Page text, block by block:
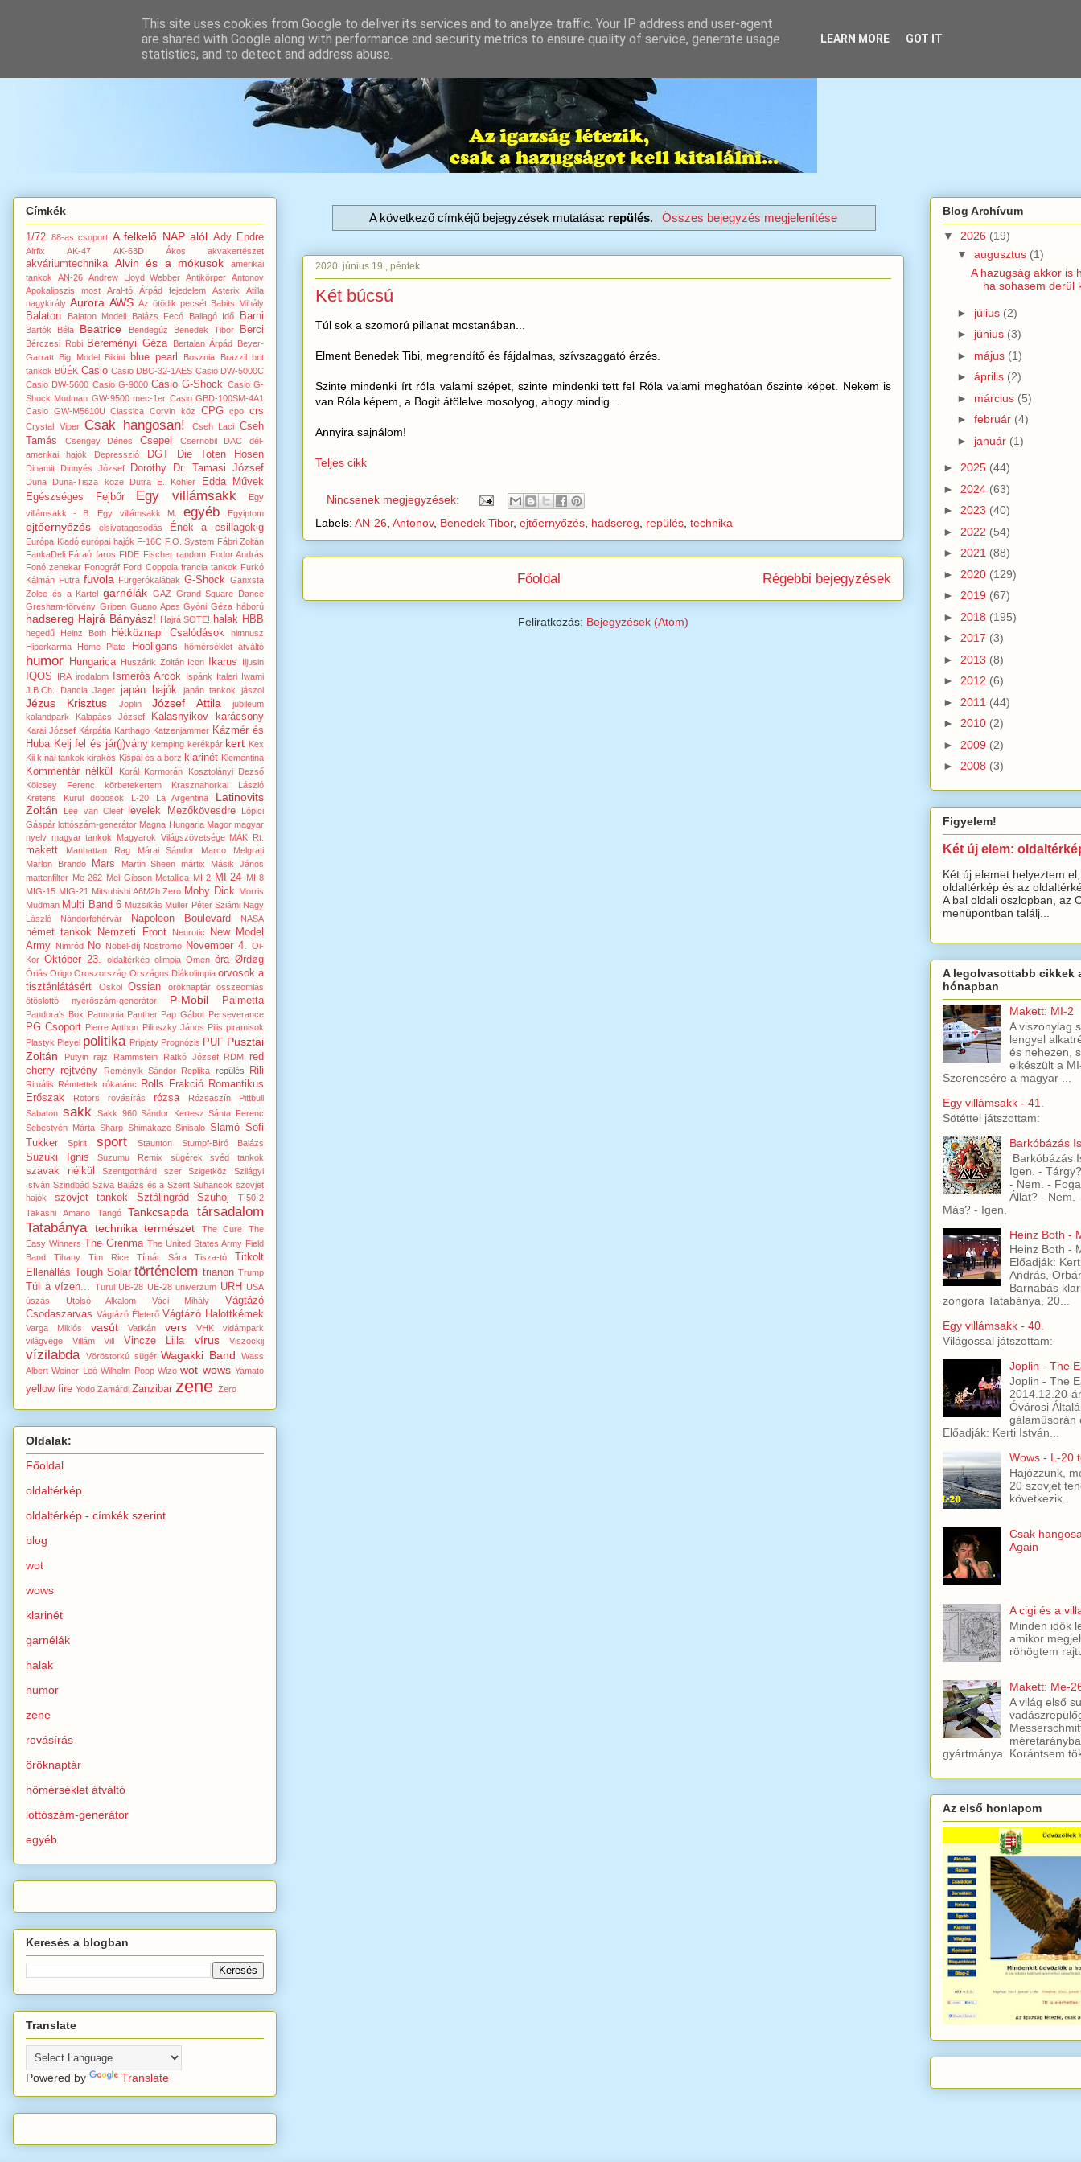
A következő címkéjű bejegyzések mutatása: repülés. Összes bejegyzés megjelenítése
2020. június 19., péntek
Két búcsú
Túl sok a szomorú pillanat mostanában...
Elment Benedek Tibi, megrendítő és fájdalmas, szívszaggató érzés.
Szinte mindenki írt róla valami szépet, szinte mindenki tett fel Róla valami meghatóan őszinte képet. Nekem is
van Róla képem, a Bogit átölelve mosolyog, ahogy mindig...
Annyira sajnálom!
Teljes cikk
Nincsenek megjegyzések:
Labels: AN-26, Antonov, Benedek Tibor, ejtőernyőzés, hadsereg, repülés, technika
Régebbi bejegyzések
Főoldal
Feliratkozás: Bejegyzések (Atom)
Címkék
1/72 88-as csoport A felkelő NAP alól Ady Endre
Airfix AK-47 AK-63D Ákos akvakertészet
akváriumtechnika Alvin és a mókusok
amerikai
tankok
AN-26 Andrew Lloyd Webber Antikörper Antonov
Apokalipszis most
Aral-tó Árpád fejedelem Asterix
Atilla
nagykirály Aurora AWS Az ötödik pecsét Babits Mihály
Balaton Balaton Modell Balázs Fecó Ballagó Idő Barni
Bartók Béla Beatrice Bendegúz Benedek Tibor Berci
Bérczesi Robi Bereményi Géza Bertalan Árpád
Beyer-
Garratt
Big Model Bikini blue pearl Bosznia Brazzil
brit
tankok BÚÉK Casio Casio DBC-32-1AES Casio DW-5000C
Casio DW-5600 Casio G-9000 Casio G-Shock Casio G-
Shock Mudman GW-9500 mec-1er Casio GBD-100SM-4A1
Casio GW-M5610U
Classica Corvin köz CPG cpo crs
Crystal Viper Csak hangosan! Cseh Laci Cseh
Tamás
Csengey Dénes Csepel Csernobil DAC
dél-
amerikai hajók
Depresszió DGT Die Toten Hosen
Dinamit Dinnyés József Dorothy Dr. Tamasi József
Duna Duna-Tisza köze Dutra E. Köhler
Edda Művek
Egészséges Fejbőr
Egy villámsakk
Egy
villámsakk - B.
Egy villámsakk M. egyéb Egyiptom
ejtőernyőzés elsivatagosodás Ének a csillagokig
Európa Kiadó európai hajók F-16C F.O. System Fábri Zoltán
FankaDeli Fáraó faros FIDE Fischer random Fodor András
Fonó zenekar Fonográf Ford Coppola francia tankok Furkó
Kálmán Futra fuvola Fürgerókalábak G-Shock Ganxsta
Zolee és a Kartel
garnélák GAZ Grand Square Dance
Gresham-törvény Gripen Guano Apes Gyóni Géza háború
hadsereg Hajrá Bányász! Hajrá SOTE! halak HBB
hegedű Heinz Both Hétköznapi Csalódások
himnusz
Hiperkarma
Home Plate Hooligans hőmérséklet átváltó
humor Hungarica Huszárik Zoltán Icon Ikarus Iljusin
IQOS IRA irodalom Ismerős Arcok Ispánk Italeri
Iwami
J.B.Ch. Dancla Jager japán hajók japán tankok jászol
Jézus Krisztus Joplin József Attila
jubileum
kalandpark
Kalapács József Kalasnyikov karácsony
Karai József Kárpátia Karthago Katzenjammer Kázmér és
Huba Kelj fel és jár(j)vány kemping kerékpár kert Kex
Kii kínai tankok kirakós Kispál és a borz klarinét Klementina
Kommentár nélkül Korál Kormorán
Kosztolányi Dezső
Kölcsey Ferenc
körbetekertem
Krasznahorkai László
Kretens
Kurul dobosok L-20 La Argentina
Latinovits
Zoltán
Lee van Cleef levelek Mezőkövesdre
Lópici
Gáspár lottószám-generátor Magna Hungaria Magor magyar
nyelv magyar tankok Magyarok Világszövetsége MÁK Rt.
makett Manhattan Rag Márai Sándor
Marco Melgrati
Marlon Brando
Mars Martin Sheen mártix
Másik János
mattenfilter Me-262 Mel Gibson Metallica MI-2 MI-24 MI-8
MIG-15 MIG-21 Mitsubishi A6M2b Zero Moby Dick Morris
Mudman Multi Band 6 Muzsikás Müller Péter Sziámi Nagy
László
Nándorfehérvár Napoleon Boulevard NASA
német tankok Nemzeti Front Neurotic
New Model
Army Nimród No Nobel-díj Nostromo November 4. Oi-
Kor Október 23. oldaltérkép olimpia Omen óra Ørdøg
Óriás Origo Oroszország Országos Diákolimpia orvosok a
tisztánlátásért
Oskol Ossian öröknaptár
összeomlás
ötöslottó nyerőszám-generátor
P-Mobil Palmetta
Pandora's Box Pannonia Panther Pap Gábor Perseverance
PG Csoport Pierre Anthon Pilinszky János Pilis piramisok
Plastyk Pleyel politika Pripjaty Prognózis PUF Pusztai
Zoltán
Putyin rajz Rammstein Ratkó József RDM
red
cherry rejtvény Reményik Sándor Replika repülés Rili
Rituális Rémtettek rókatánc Rolls Frakció Romantikus
Erőszak
Rotors rovásírás rózsa
Rózsaszín Pittbull
Sabaton sakk Sakk 960 Sándor Kertesz Sánta Ferenc
Sebestyén Márta Sharp Shimakaze Sinisalo Slamó Sofi
Tukker
Spirit sport Staunton Stumpf-Bíró Balázs
Suzuki Ignis Suzumu Remix sügérek svéd tankok
szavak nélkül Szentgotthárd szer Szigetköz
Szilágyi
István Szindbád Sziva Balázs és a Szent Suhancok szovjet
hajók
szovjet tankok Sztálingrád Szuhoj
T-50-2
Takashi Amano
Tangó Tankcsapda
társadalom
Tatabánya
technika természet The Cure
The
Easy Winners
The Grenma The United States Army Field
Band
Tihany Tim Rice Tímár Sára Tisza-tó
Titkolt
Ellenállás
Tough Solar történelem trianon Trump
Túl a vízen... Turul UB-28 UE-28 univerzum URH USA
úszás
Utolsó Alkalom Váci Mihály
Vágtázó
Csodaszarvas Vágtázó Életerő Vágtázó Halottkémek
Varga Miklós vasút Vatikán vers VHK
vidámpark
világvége
Villám Vill Vincze Lilla vírus Viszockij
vízilabda Vöröstorkú sügér Wagakki Band
Wass
Albert Weiner Leó Wilhelm Popp Wizo wot wows Yamato
yellow fire Yodo Zamárdi Zanzibar zene Zero
Oldalak:
Főoldal
oldaltérkép
oldaltérkép - címkék szerint
blog
wot
wows
klarinét
garnélák
halak
humor
zene
rovásírás
öröknaptár
hőmérséklet átváltó
lottószám-generátor
egyéb
Keresés a blogban
Translate
Powered by Translate
Blog Archívum
▼ 2026 (19)
▼ augusztus (1)
A hazugság akkor is
ha sohasem derül
► július (2)
► június (3)
► május (1)
► április (2)
► március (5)
► február (4)
► január (1)
► 2025 (44)
► 2024 (63)
► 2023 (40)
► 2022 (54)
► 2021 (88)
► 2020 (129)
► 2019 (67)
► 2018 (195)
► 2017 (3)
► 2013 (8)
► 2012 (6)
► 2011 (44)
► 2010 (2)
► 2009 (2)
► 2008 (3)
Figyelem!
Két új elem:
Két új elemet helyeztem
oldaltérkép és az
A bal oldali oszlopban, az
menüpontban találj...
A legolvasottabb cikkek
hónapban
Makett: MI-2
A viszonylag
lengyel
és nehezen,
elkészült a
Szerencsére a magyar ...
Egy villámsakk - 41.
Sötéttel játszottam:
Barkóbázás
Barkóbázás
Igen. -
- Nem. -
Állat? - Nem.
Más? - Igen.
Heinz Both -
Heinz Both -
Előadják:
András,
Barnabás
zongora Tatabánya, 20...
Egy villámsakk - 40.
Világossal játszottam:
Joplin - The
Joplin - The
2014.12.20-
Óvárosi
gálaműsorán
Előadják: Kerti István...
Wows - L-20
Hajózzunk,
20 szovjet
következik.
Csak
Again
A cigi és a
Minden idők
amikor
röhögtem
Makett: Me-
A világ első
gyártmánya. Korántsem
Az első honlapom
This site uses cookies from Google to deliver its services and to analyze traffic. Your IP address and user-agent
are shared with Google along with performance and security metrics to ensure quality of service, generate usage
statistics, and to detect and address abuse.
LEARN MORE GOT IT